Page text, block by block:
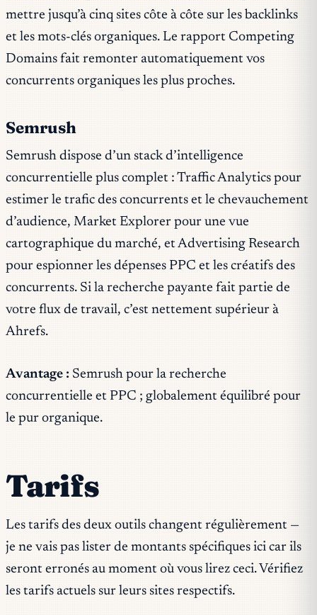
mettre jusqu’à cinq sites côte à côte sur les backlinks
et les mots-clés organiques. Le rapport Competing
Domains fait remonter automatiquement vos
concurrents organiques les plus proches.
Semrush
Semrush dispose d’un stack d’intelligence
concurrentielle plus complet : Traffic Analytics pour
estimer le trafic des concurrents et le chevauchement
d’audience, Market Explorer pour une vue
cartographique du marché, et Advertising Research
pour espionner les dépenses PPC et les créatifs des
concurrents. Si la recherche payante fait partie de
votre flux de travail, c’est nettement supérieur à
Ahrefs.
Avantage : Semrush pour la recherche
concurrentielle et PPC ; globalement équilibré pour
le pur organique.
Tarifs
Les tarifs des deux outils changent régulièrement —
je ne vais pas lister de montants spécifiques ici car ils
seront erronés au moment où vous lirez ceci. Vérifiez
les tarifs actuels sur leurs sites respectifs.